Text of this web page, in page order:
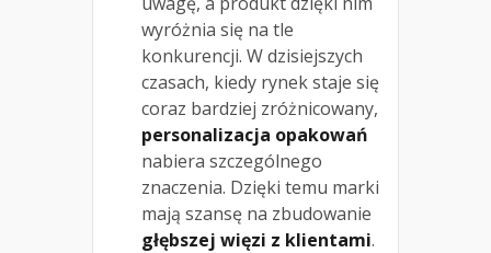
wyróżnia się na tle
konkurencji. W dzisiejszych
czasach, kiedy rynek staje się
coraz bardziej zróżnicowany,
personalizacja opakowań
nabiera szczególnego
znaczenia. Dzięki temu marki
mają szansę na zbudowanie
głębszej więzi z klientami.